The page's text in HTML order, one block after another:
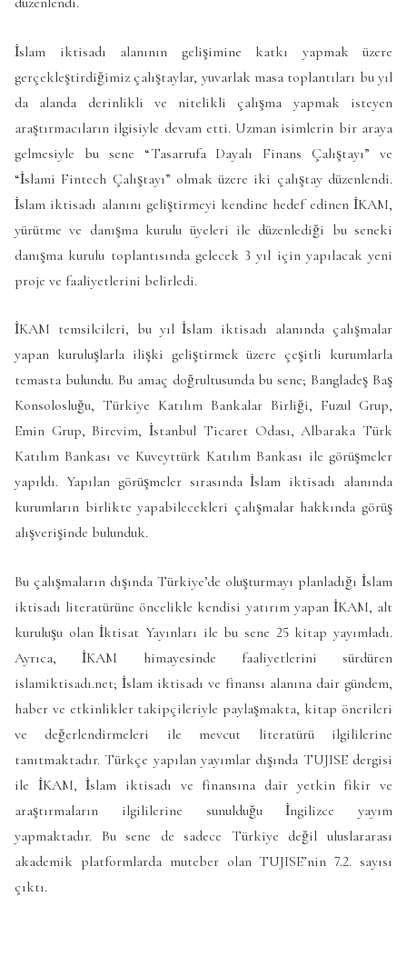
İslam iktisadı alanının gelişimine katkı yapmak üzere
gerçekleştirdiğimiz çalıştaylar, yuvarlak masa toplantıları bu yıl
da alanda derinlikli ve nitelikli çalışma yapmak isteyen
araştırmacıların ilgisiyle devam etti. Uzman isimlerin bir araya
gelmesiyle bu sene “Tasarrufa Dayalı Finans Çalıştayı” ve
“İslami Fintech Çalıştayı” olmak üzere iki çalıştay düzenlendi.
İslam iktisadı alanını geliştirmeyi kendine hedef edinen İKAM,
yürütme ve danışma kurulu üyeleri ile düzenlediği bu seneki
danışma kurulu toplantısında gelecek 3 yıl için yapılacak yeni
proje ve faaliyetlerini belirledi.
İKAM temsilcileri, bu yıl İslam iktisadı alanında çalışmalar
yapan kuruluşlarla ilişki geliştirmek üzere çeşitli kurumlarla
temasta bulundu. Bu amaç doğrultusunda bu sene; Bangladeş Baş
Konsolosluğu, Türkiye Katılım Bankalar Birliği, Fuzul Grup,
Emin Grup, Birevim, İstanbul Ticaret Odası, Albaraka Türk
Katılım Bankası ve Kuveyttürk Katılım Bankası ile görüşmeler
yapıldı. Yapılan görüşmeler sırasında İslam iktisadı alanında
kurumların birlikte yapabilecekleri çalışmalar hakkında görüş
alışverişinde bulunduk.
Bu çalışmaların dışında Türkiye’de oluşturmayı planladığı İslam
iktisadı literatürüne öncelikle kendisi yatırım yapan İKAM, alt
kuruluşu olan İktisat Yayınları ile bu sene 25 kitap yayımladı.
Ayrıca, İKAM himayesinde faaliyetlerini sürdüren
islamiktisadı.net; İslam iktisadı ve finansı alanına dair gündem,
haber ve etkinlikler takipçileriyle paylaşmakta, kitap önerileri
ve değerlendirmeleri ile mevcut literatürü ilgililerine
tanıtmaktadır. Türkçe yapılan yayımlar dışında TUJISE dergisi
ile İKAM, İslam iktisadı ve finansına dair yetkin fikir ve
araştırmaların ilgililerine sunulduğu İngilizce yayım
yapmaktadır. Bu sene de sadece Türkiye değil uluslararası
akademik platformlarda muteber olan TUJISE’nin 7.2. sayısı
çıktı.